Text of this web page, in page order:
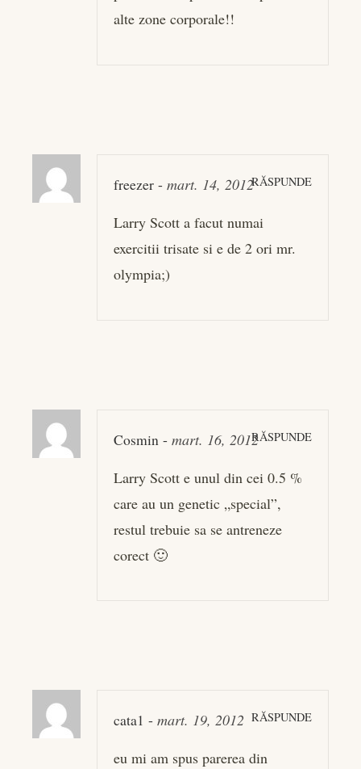
alte zone corporale!!
freezer - mart. 14, 2012RĂSPUNDE
Larry Scott a facut numai
exercitii trisate si e de 2 ori mr.
olympia;)
Cosmin - mart. 16, 2012RĂSPUNDE
Larry Scott e unul din cei 0.5 %
care au un genetic „special”,
restul trebuie sa se antreneze
corect 🙂
cata1 - mart. 19, 2012 RĂSPUNDE
eu mi am spus parerea din